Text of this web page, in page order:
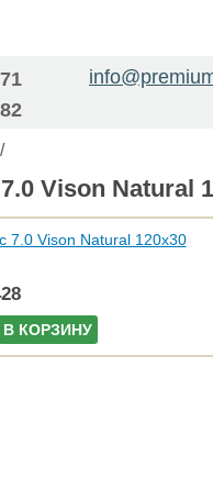
/
Vison Natural
В КОРЗИНУ